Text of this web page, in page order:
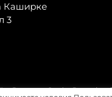
Каширке
3
Peugeot, Opel и Renault в